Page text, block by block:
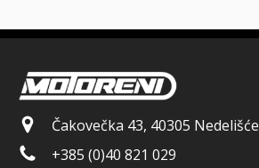
Čakovečka 43, 40305 Nedelišće
+385 (0)40 821 029